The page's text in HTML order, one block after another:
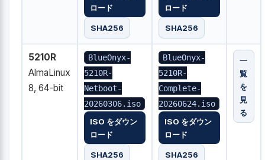
ロード
SHA256
ロード
SHA256
5210R
AlmaLinux
8, 64-bit
BlueOnyx-
5210R-
Netboot-
20260306.iso
ISO をダウン
ロード
SHA256
BlueOnyx-
5210R-
Complete-
20260624.iso
ISO をダウン
ロード
SHA256
一
覧
を
見
る